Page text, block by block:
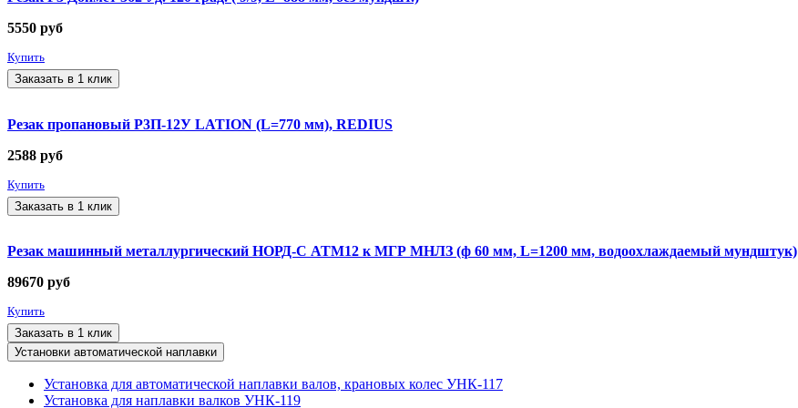
5550 руб
Купить
Заказать в 1 клик
Резак пропановый Р3П-12У LATION (L=770 мм), REDIUS
2588 руб
Купить
Заказать в 1 клик
Резак машинный металлургический НОРД-С АТМ12 к МГР МНЛЗ (ф 60 мм, L=1200 мм, водоохлаждаемый мундштук)
89670 руб
Купить
Заказать в 1 клик
Установки автоматической наплавки
Установка для автоматической наплавки валов, крановых колес УНК-117
Установка для наплавки валков УНК-119